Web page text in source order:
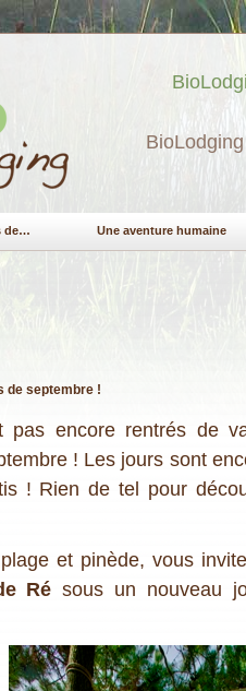
de… Une aventure humaine
de septembre !
pas encore rentrés de
! Les jours sont
! Rien de tel pour
et pinède, vous
Ré sous un nouveau